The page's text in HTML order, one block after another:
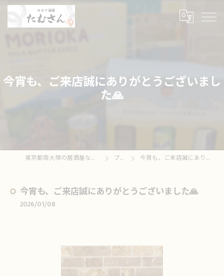
今宵も、ご来店誠にありがとうございまし
た🙏
東京都南大塚の居酒屋ならセルフ酒場たむさん ブログ 今宵も、ご来店誠にありがとうございました🙏
今宵も、ご来店誠にありがとうございました🙏
2026/01/08